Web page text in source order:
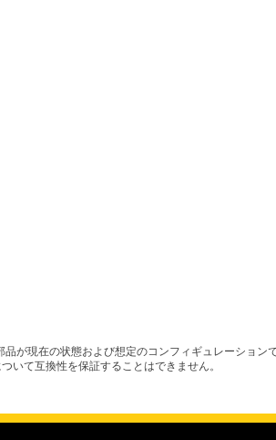
が現在の状態および想定のコンフィギュレーション
て互換性を保証することはできません。